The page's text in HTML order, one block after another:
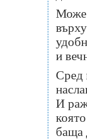
Може
и
Сред
И
баща